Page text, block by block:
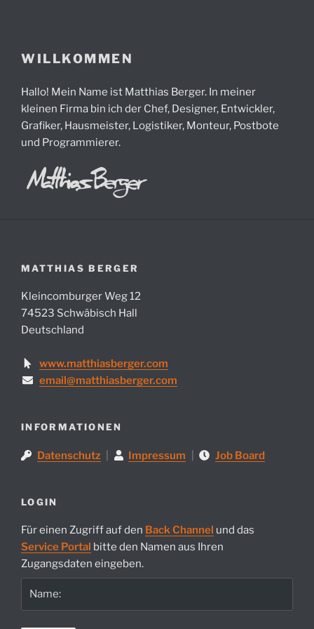
WILLKOMMEN
Hallo! Mein Name ist Matthias Berger. In meiner
kleinen Firma bin ich der Chef, Designer, Entwickler,
Grafiker, Hausmeister, Logistiker, Monteur, Postbote
und Programmierer.
MATTHIAS BERGER
Kleincomburger Weg 12
74523 Schwäbisch Hall
Deutschland
www.matthiasberger.com
email@matthiasberger.com
INFORMATIONEN
Datenschutz Impressum Job Board
LOGIN
Für einen Zugriff auf den Back Channel und das
Service Portal bitte den Namen aus Ihren
Zugangsdaten eingeben.